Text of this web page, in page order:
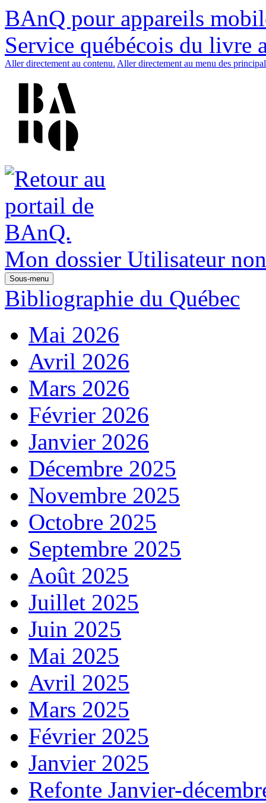
BAnQ pour appareils
Service québécois du livre
Aller directement au contenu. Aller directement au menu des
Mon dossier Utilisateur
Sous-menu
Bibliographie du Québec
Mai 2026
Avril 2026
Mars 2026
Février 2026
Janvier 2026
Décembre 2025
Novembre 2025
Octobre 2025
Septembre 2025
Août 2025
Juillet 2025
Juin 2025
Mai 2025
Avril 2025
Mars 2025
Février 2025
Janvier 2025
Refonte Janvier-